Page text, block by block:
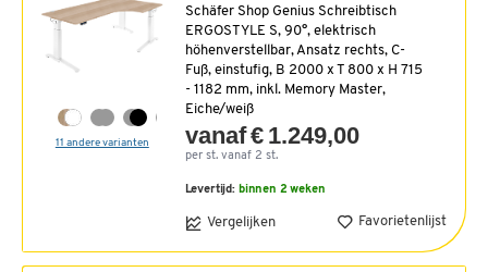
11 andere varianten
Schäfer Shop Genius Schreibtisch
ERGOSTYLE S, 90°, elektrisch
höhenverstellbar, Ansatz rechts, C-
Fuß, einstufig, B 2000 x T 800 x H 715
- 1182 mm, inkl. Memory Master,
Eiche/weiß
vanaf € 1.249,00
per st. vanaf 2 st.
Levertijd: binnen 2 weken
Vergelijken Favorietenlijst